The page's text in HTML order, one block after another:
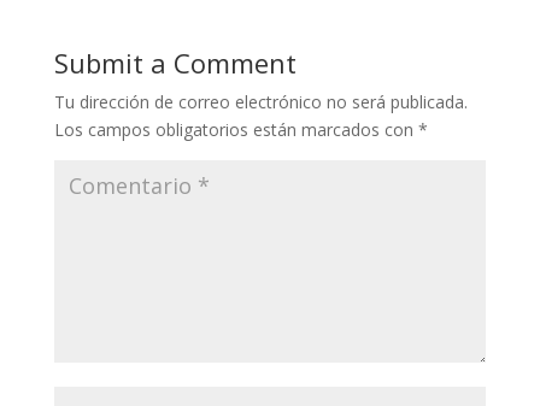
Submit a Comment
Tu dirección de correo electrónico no será publicada.
Los campos obligatorios están marcados con *